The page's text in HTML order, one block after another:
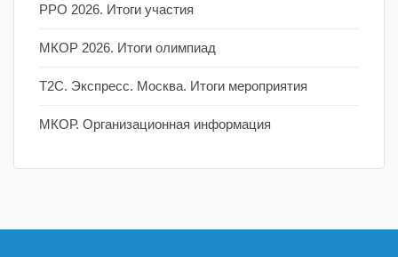
РРО 2026. Итоги участия
МКОР 2026. Итоги олимпиад
Т2С. Экспресс. Москва. Итоги мероприятия
МКОР. Организационная информация